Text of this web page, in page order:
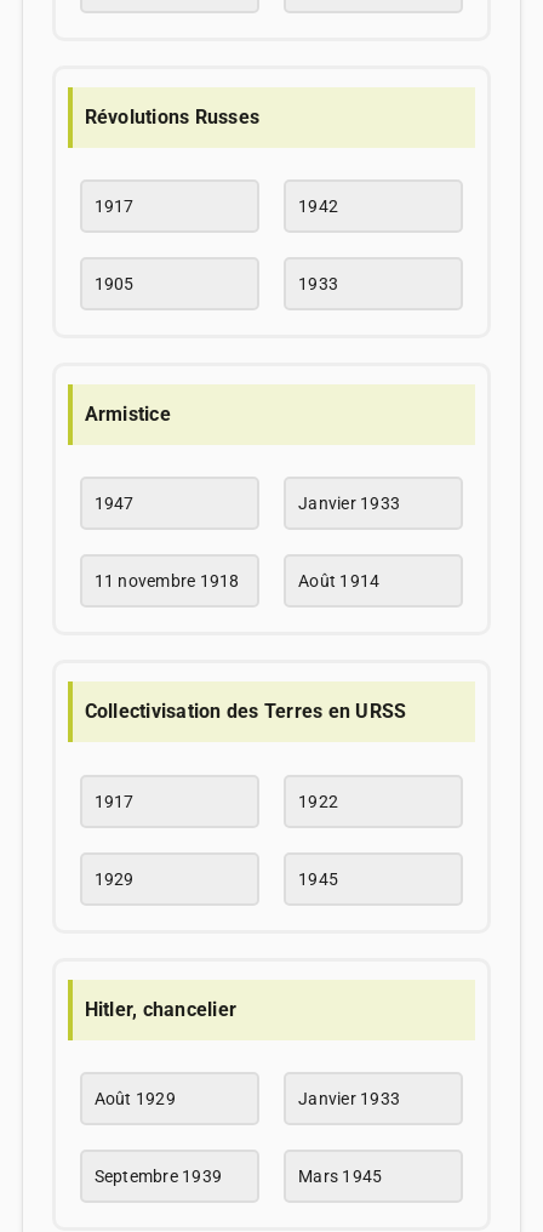
Révolutions Russes
1917 1942
1905 1933
Armistice
1947 Janvier 1933
11 novembre 1918 Août 1914
Collectivisation des Terres en URSS
1917 1922
1929 1945
Hitler, chancelier
Août 1929 Janvier 1933
Septembre 1939 Mars 1945